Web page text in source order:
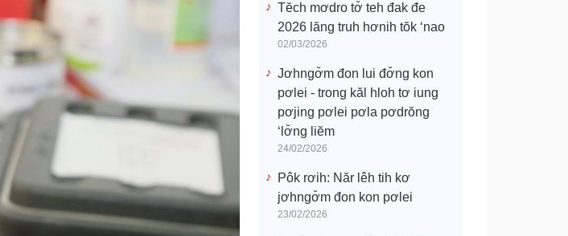
Tĕch mơdro tơ̆ teh đak đe
2026 lăng truh hơnih tŏk ‘nao
02/03/2026
Jơhngơ̆m đon lui đơ̆ng kon
pơlei - trong kăl hloh tơ iung
pơjing pơlei pơla pơdrŏng
‘lơ̆ng liĕm
24/02/2026
Pôk rơih: Năr lêh tih kơ
jơhngơ̆m đon kon pơlei
23/02/2026